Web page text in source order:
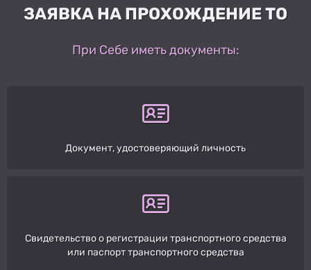
ЗАЯВКА НА ПРОХОЖДЕНИЕ ТО
При Себе иметь документы:
Документ, удостоверяющий личность
Свидетельство о регистрации транспортного средства
или паспорт транспортного средства